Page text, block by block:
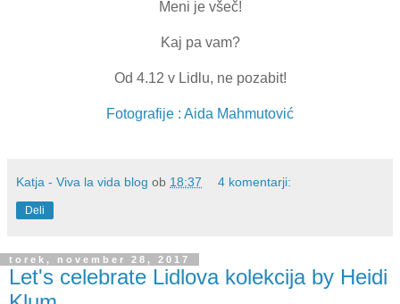
Meni je všeč!
Kaj pa vam?
Od 4.12 v Lidlu, ne pozabit!
Fotografije : Aida Mahmutović
Katja - Viva la vida blog ob 18:37 4 komentarji:
Deli
torek, november 28, 2017
Let's celebrate Lidlova kolekcija by Heidi